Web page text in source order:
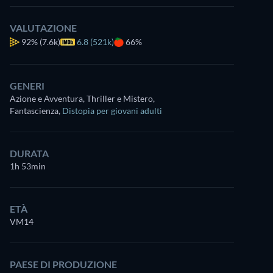
VALUTAZIONE
92% (7.6k) 6.8 (521k) 66%
GENERI
Azione e Avventura, Thriller e Mistero,
Fantascienza, Distopia per giovani adulti
DURATA
1h 53min
ETÀ
VM14
PAESE DI PRODUZIONE